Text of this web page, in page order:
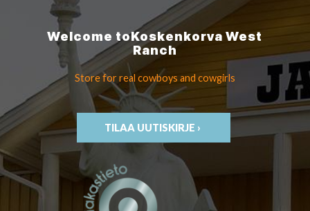
Welcome toKoskenkorvaWest
Ranch
Store for real cowboys and cowgirls
TILAA UUTISKIRJE ›